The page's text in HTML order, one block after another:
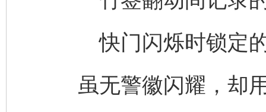
快门闪烁时锁定
虽无警徽闪耀，却